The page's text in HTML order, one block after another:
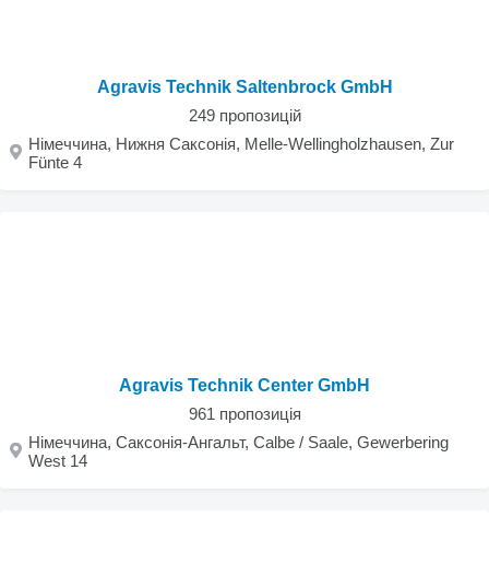
Agravis Technik Saltenbrock GmbH
249 пропозицій
Німеччина, Нижня Саксонія, Melle-Wellingholzhausen, Zur
Fünte 4
Agravis Technik Center GmbH
961 пропозиція
Німеччина, Саксонія-Ангальт, Calbe / Saale, Gewerbering
West 14